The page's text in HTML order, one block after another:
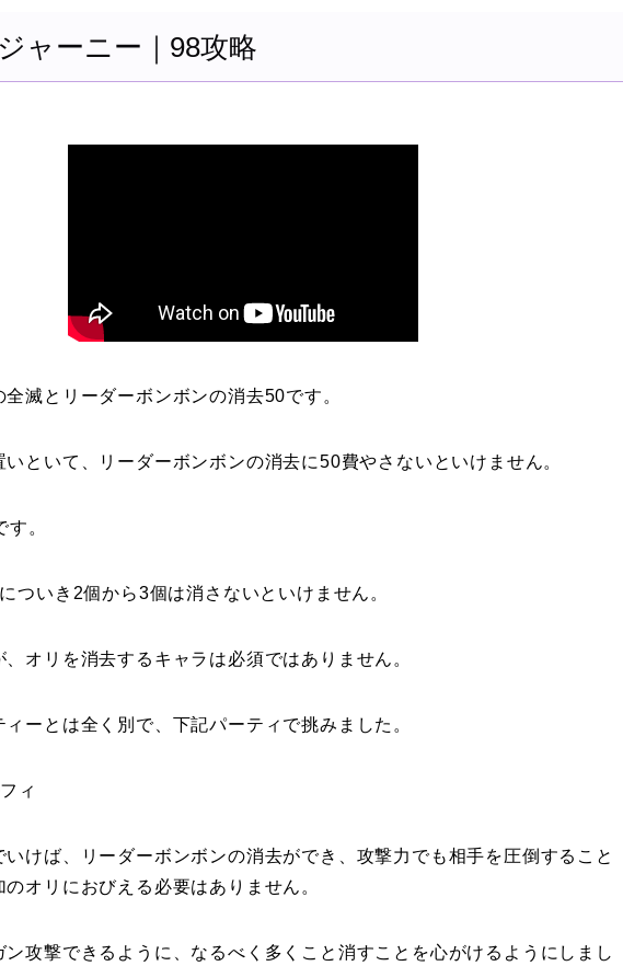
ャーニー｜98攻略
滅とリーダーボンボンの消去50です。
といて、リーダーボンボンの消去に50費やさないといけません。
。
ついき2個から3個は消さないといけません。
オリを消去するキャラは必須ではありません。
ーとは全く別で、下記パーティで挑みました。
ィ
いけば、リーダーボンボンの消去ができ、攻撃力でも相手を圧倒すること
オリにおびえる必要はありません。
ン攻撃できるように、なるべく多くこと消すことを心がけるようにしまし